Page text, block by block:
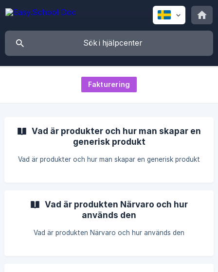
Fakturering
Vad är produkter och hur man skapar en
generisk produkt
Vad är produkter och hur man skapar en generisk produkt
Vad är produkten Närvaro och hur
används den
Vad är produkten Närvaro och hur används den